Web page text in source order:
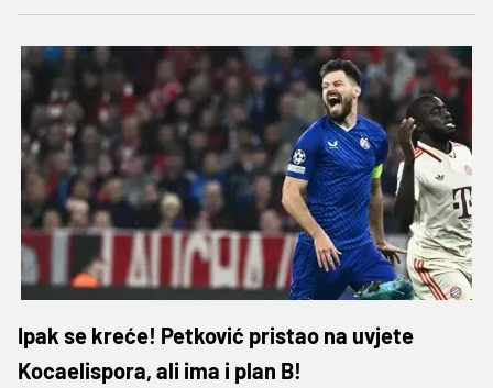
Ipak se kreće! Petković pristao na uvjete
Kocaelispora, ali ima i plan B!